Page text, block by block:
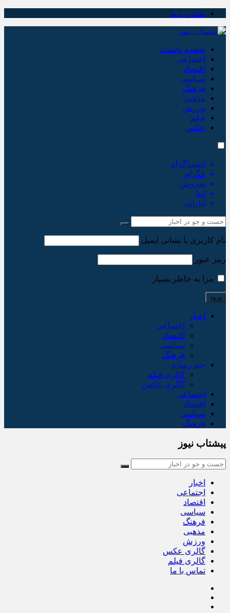
تماس با ما
صفحه نخست
اجتماعی
اقتصاد
سیاسی
فرهنگ
مذهبی
ورزش
فیلم
عکس
اینستاگرام
تلگرام
سروش
ایتا
آپارات
نام کاربری یا نشانی ایمیل
رمز عبور
مرا به خاطر بسپار
اخبار
اجتماعی
اقتصاد
سیاسی
فرهنگ
چند رسانه
گالری فیلم
گالری عکس
اجتماعی
اقتصاد
سیاسی
فرهنگ
پیشتاب نیوز
اخبار
اجتماعی
اقتصاد
سیاسی
فرهنگ
مذهبی
ورزش
گالری عکس
گالری فیلم
تماس با ما